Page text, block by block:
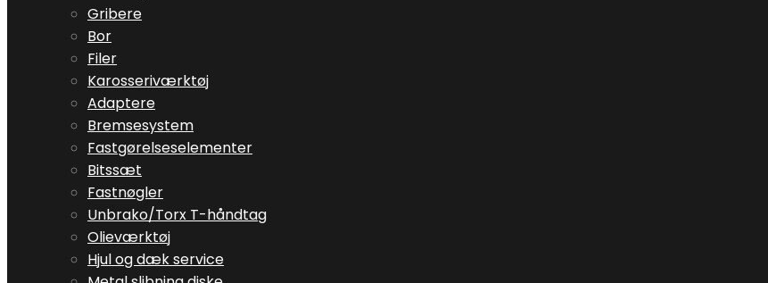
Gribere
Bor
Filer
Karosseriværktøj
Adaptere
Bremsesystem
Fastgørelseselementer
Bitssæt
Fastnøgler
Unbrako/Torx T-håndtag
Olieværktøj
Hjul og dæk service